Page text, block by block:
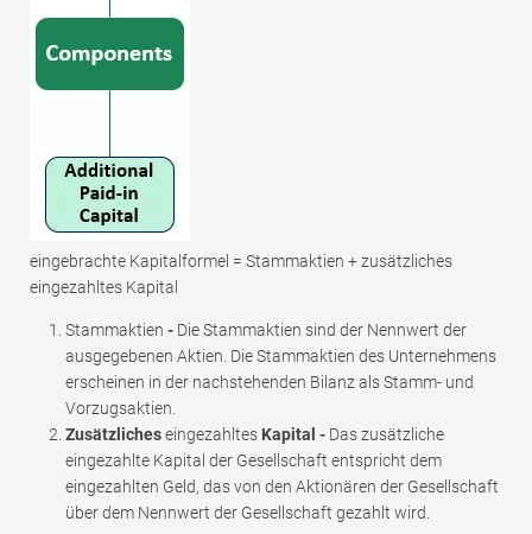
eingebrachte Kapitalformel = Stammaktien + zusätzliches
eingezahltes Kapital
Stammaktien - Die Stammaktien sind der Nennwert der
ausgegebenen Aktien. Die Stammaktien des Unternehmens
erscheinen in der nachstehenden Bilanz als Stamm- und
Vorzugsaktien.
Zusätzlicheseingezahltes Kapital - Das zusätzliche
eingezahlte Kapital der Gesellschaft entspricht dem
eingezahlten Geld, das von den Aktionären der Gesellschaft
über dem Nennwert der Gesellschaft gezahlt wird.